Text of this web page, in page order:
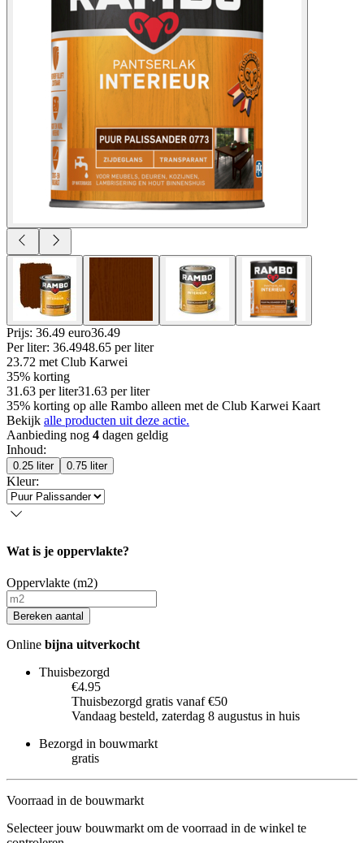
Prijs: 36.49 euro36.49
Per liter: 36.4948.65 per liter
23.72 met Club Karwei
35% korting
31.63 per liter31.63 per liter
35% korting op alle Rambo alleen met de Club Karwei Kaart
Bekijk alle producten uit deze actie.
Aanbieding nog 4 dagen geldig
Inhoud:
0.25 liter 0.75 liter
Kleur:
Wat is je oppervlakte?
Oppervlakte (m2)
Bereken aantal
Online bijna uitverkocht
Thuisbezorgd
€4.95
Thuisbezorgd gratis vanaf €50
Vandaag besteld, zaterdag 8 augustus in huis
Bezorgd in bouwmarkt
gratis
Voorraad in de bouwmarkt
Selecteer jouw bouwmarkt om de voorraad in de winkel te